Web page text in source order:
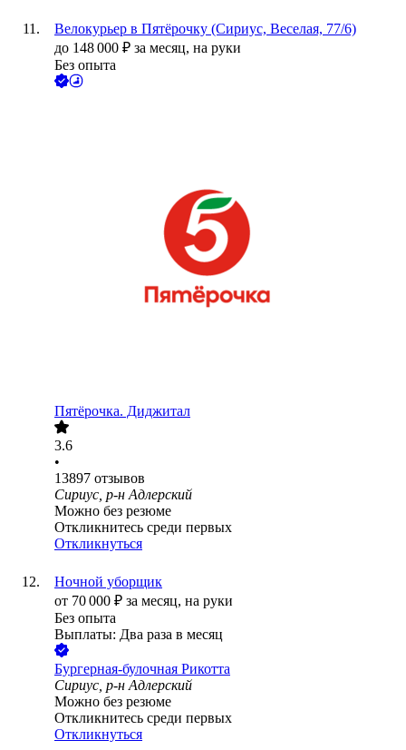
Велокурьер в Пятёрочку (Сириус, Веселая, 77/6)
до 148 000 ₽ за месяц, на руки
Без опыта
Пятёрочка. Диджитал
3.6
•
13897 отзывов
Сириус, р-н Адлерский
Можно без резюме
Откликнитесь среди первых
Откликнуться
Ночной уборщик
от 70 000 ₽ за месяц, на руки
Без опыта
Выплаты: Два раза в месяц
Бургерная-булочная Рикотта
Сириус, р-н Адлерский
Можно без резюме
Откликнитесь среди первых
Откликнуться